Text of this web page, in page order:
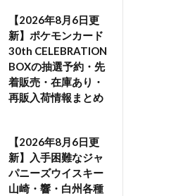
【2026年8月6日更
新】ポケモンカード
30th CELEBRATION
BOXの抽選予約・先
着販売・在庫あり・
再販入荷情報まとめ
【2026年8月6日更
新】入手困難なジャ
パニーズウイスキー
山崎・響・白州各種